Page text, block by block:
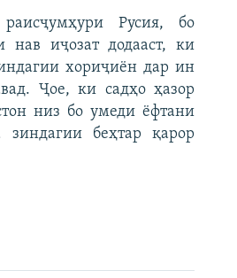
Русия, бо
нав иҷозат додааст, ки
хориҷиён дар ин
Ҷое, ки садҳо ҳазор
низ бо умеди ёфтани
беҳтар қарор